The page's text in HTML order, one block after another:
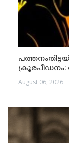
August 06, 2026